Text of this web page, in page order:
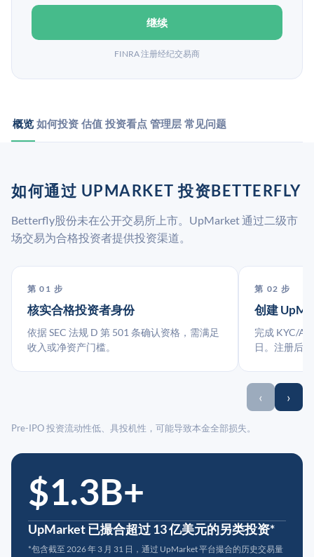
继续
FINRA 注册经纪交易商
概览 如何投资 估值 投资看点 管理层 常见问题
如何通过 UPMARKET 投资BETTERFLY
Betterfly股份未在公开交易所上市。UpMarket 通过二级市
场交易为合格投资者提供投资渠道。
第 01 步
核实合格投资者身份
依据 SEC 法规 D 第 501 条确认资格，需满足
收入或净资产门槛。
第 02 步
创建
完成 KYC/
日。注册后
‹ ›
Pre-IPO 投资流动性低、具投机性，可能导致本金全部损失。
$1.3B+
UpMarket 已撮合超过 13 亿美元的另类投资*
*包含截至 2026 年 3 月 31 日，通过 UpMarket 平台撮合的历史交易量